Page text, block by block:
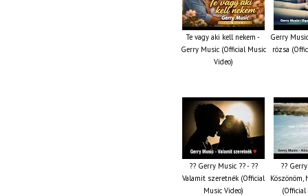
Te vagy aki kell nekem -
Gerry Music (Official Music
Video)
Gerry
rózsa
?? Gerry Music ?? - ??
Valamit szeretnék (Official
Music Video)
??
Köszönöm,
(Official